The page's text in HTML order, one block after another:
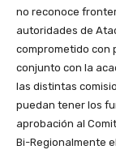
no reconoce
autoridades de
comprometido con
conjunto con la
las distintas
puedan tener los
aprobación al
Bi-Regionalmente